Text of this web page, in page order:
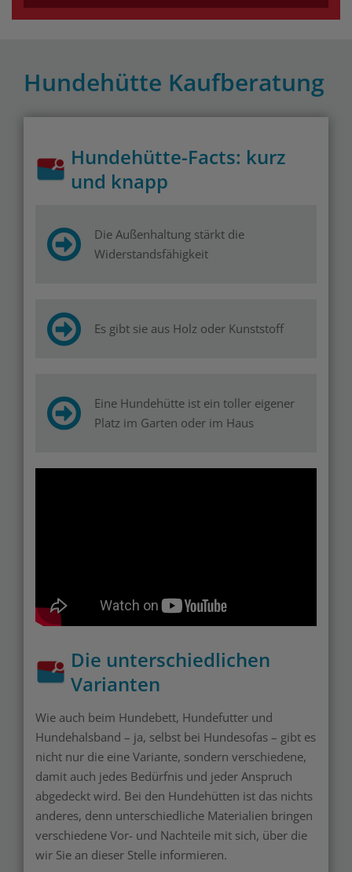
Hundehütte Kaufberatung
Hundehütte-Facts: kurz
und knapp
Die Außenhaltung stärkt die
Widerstandsfähigkeit
Es gibt sie aus Holz oder Kunststoff
Eine Hundehütte ist ein toller eigener
Platz im Garten oder im Haus
Die unterschiedlichen
Varianten
Wie auch beim Hundebett, Hundefutter und
Hundehalsband – ja, selbst bei Hundesofas – gibt es
nicht nur die eine Variante, sondern verschiedene,
damit auch jedes Bedürfnis und jeder Anspruch
abgedeckt wird. Bei den Hundehütten ist das nichts
anderes, denn unterschiedliche Materialien bringen
verschiedene Vor- und Nachteile mit sich, über die
wir Sie an dieser Stelle informieren.